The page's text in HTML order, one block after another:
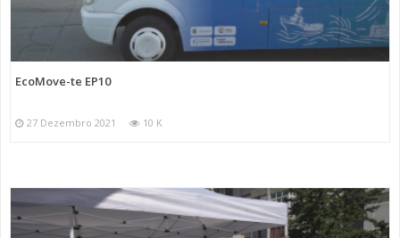
EcoMove-te EP10
27 Dezembro 2021 10 K